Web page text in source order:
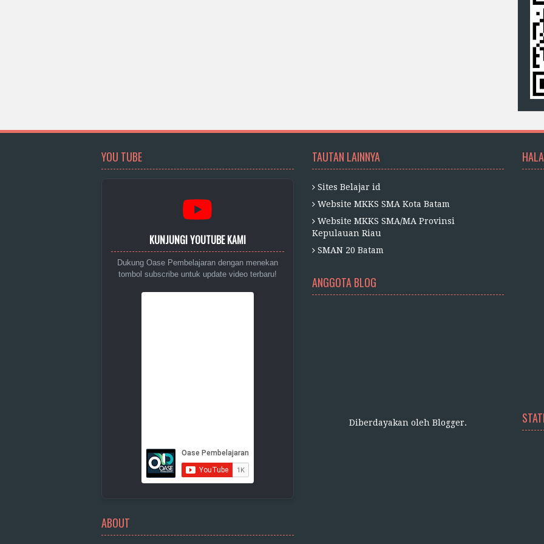
YOU TUBE
KUNJUNGI YOUTUBE KAMI
Dukung Oase Pembelajaran dengan menekan
tombol subscribe untuk update video terbaru!
ABOUT
TAUTAN LAINNYA
Sites Belajar id
Website MKKS SMA Kota Batam
Website MKKS SMA/MA Provinsi
Kepulauan Riau
SMAN 20 Batam
ANGGOTA BLOG
Diberdayakan oleh Blogger.